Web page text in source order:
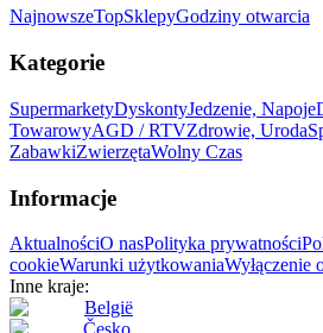
NajnowszeTopSklepyGodziny otwarcia
Kategorie
SupermarketyDyskontyJedzenie, Napoje
TowarowyAGD / RTVZdrowie, Uroda
ZabawkiZwierzętaWolny Czas
Informacje
AktualnościO nasPolityka prywatności
cookieWarunki użytkowaniaWyłączenie
Inne kraje:
België